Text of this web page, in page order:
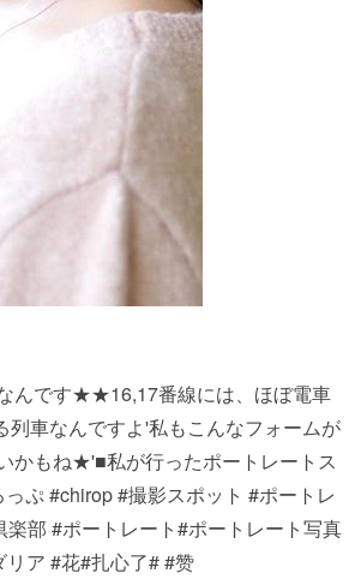
んです★★16,17番線には、ほぼ電車
車なんですよ'私もこんなフォームが
かもね★'■私が行ったポートレートス
ぷ #chirop #撮影スポット #ポートレ
部 #ポートレート#ポートレート写真
ア #花#扎心了# #赞